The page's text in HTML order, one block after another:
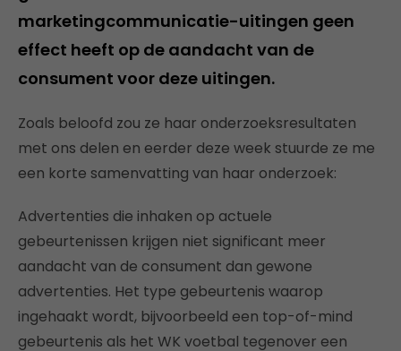
marketingcommunicatie-uitingen geen
effect heeft op de aandacht van de
consument voor deze uitingen.
Zoals beloofd zou ze haar onderzoeksresultaten
met ons delen en eerder deze week stuurde ze me
een korte samenvatting van haar onderzoek:
Advertenties die inhaken op actuele
gebeurtenissen krijgen niet significant meer
aandacht van de consument dan gewone
advertenties. Het type gebeurtenis waarop
ingehaakt wordt, bijvoorbeeld een top-of-mind
gebeurtenis als het WK voetbal tegenover een